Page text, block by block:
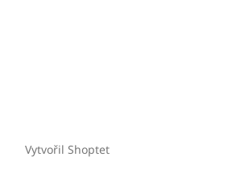
Vytvořil Shoptet